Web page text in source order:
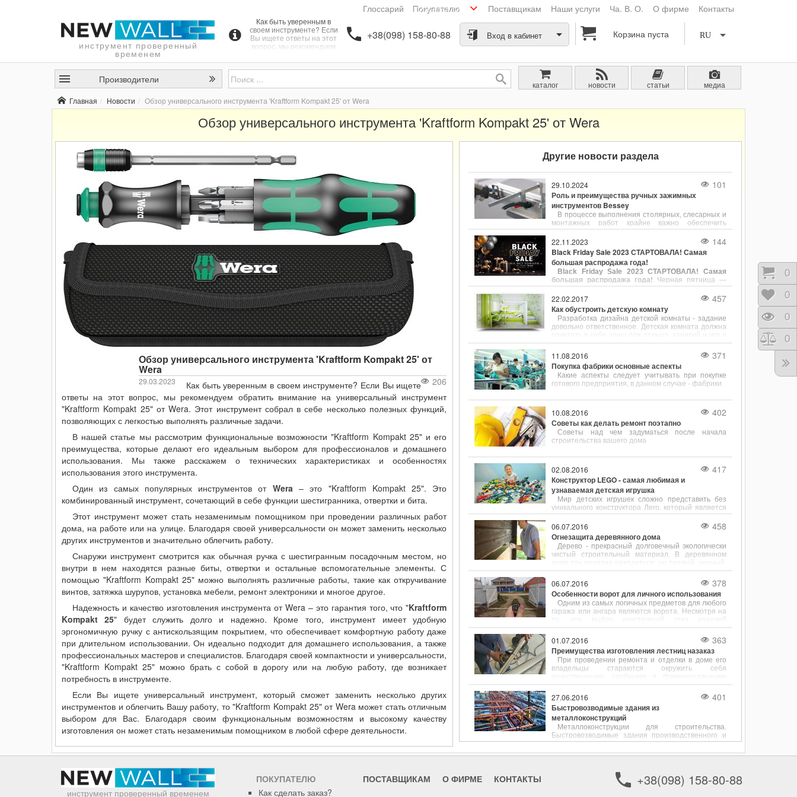
Глоссарий Покупателю Поставщикам Наши услуги Ча. В. О. О фирме Контакты
инструмент проверенный
временем
Как быть уверенным в
своем инструменте? Если
Вы ищете ответы на этот
вопрос, мы рекомендуем
универсальный инструмент
"Kraftform Kompakt 25" от
Wera. Этот инструмент
собрал в себе несколько
позволяющих с легкостью
выполнять различные
задачи.
+38(098) 158-80-88 RU
Корзина пуста
Вход в кабинет
Производители каталог новости статьи
медиа
Главная
Новости Обзор универсального инструмента 'Kraftform Kompakt 25' от Wera
Обзор универсального инструмента 'Kraftform Kompakt 25' от Wera
Обзор универсального инструмента 'Kraftform Kompakt 25' от
Wera
29.03.2023 206
Как быть уверенным в своем инструменте? Если Вы ищете
ответы на этот вопрос, мы рекомендуем обратить внимание на универсальный инструмент
"Kraftform Kompakt 25" от Wera. Этот инструмент собрал в себе несколько полезных функций,
позволяющих с легкостью выполнять различные задачи.
В нашей статье мы рассмотрим функциональные возможности "Kraftform Kompakt 25" и его
преимущества, которые делают его идеальным выбором для профессионалов и домашнего
использования. Мы также расскажем о технических характеристиках и особенностях
использования этого инструмента.
Один из самых популярных инструментов от Wera– это "Kraftform Kompakt 25". Это
комбинированный инструмент, сочетающий в себе функции шестигранника, отвертки и бита.
Этот инструмент может стать незаменимым помощником при проведении различных работ
дома, на работе или на улице. Благодаря своей универсальности он может заменить несколько
других инструментов и значительно облегчить работу.
Снаружи инструмент смотрится как обычная ручка с шестигранным посадочным местом, но
внутри в нем находятся разные биты, отвертки и остальные вспомогательные элементы. С
помощью "Kraftform Kompakt 25" можно выполнять различные работы, такие как откручивание
винтов, затяжка шурупов, установка мебели, ремонт электроники и многое другое.
Надежность и качество изготовления инструмента от Wera – это гарантия того, что "Kraftform
Kompakt 25" будет служить долго и надежно. Кроме того, инструмент имеет удобную
эргономичную ручку с антискользящим покрытием, что обеспечивает комфортную работу даже
при длительном использовании. Он идеально подходит для домашнего использования, а также
профессиональных мастеров и специалистов. Благодаря своей компактности и универсальности,
"Kraftform Kompakt 25" можно брать с собой в дорогу или на любую работу, где возникает
потребность в инструменте.
Если Вы ищете универсальный инструмент, который сможет заменить несколько других
инструментов и облегчить Вашу работу, то "Kraftform Kompakt 25" от Wera может стать отличным
выбором для Вас. Благодаря своим функциональным возможностям и высокому качеству
изготовления он может стать незаменимым помощником в любой сфере деятельности.
Другие новости раздела
29.10.2024 101
Роль и преимущества ручных зажимных
инструментов Bessey
В процессе выполнения столярных, слесарных и
монтажных работ крайне важно обеспечить
надёжное и точное фиксирование деталей.
Ручные зажимные инструменты, такие как
струбцины, являются незаменимыми
помощниками для удержания заготовок в нужном
положении. Одним из лидеров в производстве
струбцин является компания Bessey, известная
своей продукцией, сочетающей в себе надёжность,
22.11.2023 144
Black Friday Sale 2023 СТАРТОВАЛА! Самая
большая распродажа года!
Black Friday Sale 2023 СТАРТОВАЛА! Самая
большая распродажа года! Черная пятница —
самая большая распродажа года, которая пройдет
с 23.11.23 по 30.11.23 в магазине Newwall.kiev.ua.
Вас ждут скидки на все товары. Черная пятница —
тот день, когда можно совершить желаемую
покупку со скидкой на все товары вне зависимости
от суммы покупки.
22.02.2017 457
Как обустроить детскую комнату
Разработка дизайна детской комнаты - задание
довольно ответственное. Детская комната должна
сочетать в себе зоны для отдыха, занятий и игр и
при этом быть безопасной для своего хозяина и
довольно просторной.
11.08.2016 371
Покупка фабрики основные аспекты
Какие аспекты следует учитывать при покупке
готового предприятия, в данном случае - фабрики.
10.08.2016 402
Советы как делать ремонт поэтапно
Советы над чем задуматься после начала
строительства вашего дома
02.08.2016 417
Конструктор LEGO - самая любимая и
узнаваемая детская игрушка
Мир детских игрушек сложно представить без
уникального конструктора Лего, который является
мечтой каждого ребенка. Основа успеха детского
конструктора - высокое качество деталей,
разнообразный ассортимент, простота и
универсальность.
06.07.2016 458
Огнезащита деревянного дома
Дерево - прекрасный долговечный экологически
чистый строительный материал. В деревянном
в нем даже дышится легко.
06.07.2016 378
Особенности ворот для личного использования
Одним из самых логичных предметов для любого
гаража или ангара являются ворота. Несмотря на
то, что выбор конструкций этих изделий
достаточно ограничен, с каждым днем
покупателям становится все сложнее
определиться со своей покупкой.
01.07.2016 363
Преимущества изготовления лестниц назаказ
При проведении ремонта и отделки в доме его
владельцы стараются окружить себя
качественными, удобными и функциональными
вещами. Если идет речь об обустройстве
двухэтажного дома или многоярусной квартиры,
много времени уделяется выбору лестницы.
Именно она выступает в роли связующего
элемента между этажами.
27.06.2016 401
Быстровозводимые здания из
металлоконструкций
Металлоконструкции для строительства.
Быстровозводимые здания производственного и
прочего назначения на металлокаркасе.
Преимущества быстровозводимых зданий из
инструмент проверенный временем
+38(098) 158-80-88
ПОКУПАТЕЛЮ
Как сделать заказ?
ПОСТАВЩИКАМ О ФИРМЕ КОНТАКТЫ
0
0
0
0